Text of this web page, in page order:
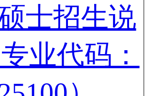
士招生说
业代码：